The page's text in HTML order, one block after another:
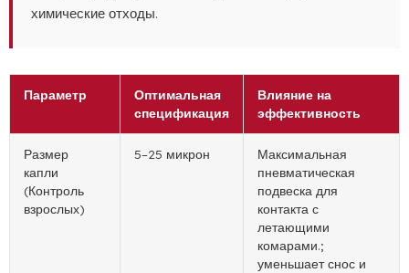
химические отходы.
Параметр
Оптимальная
спецификация
Влияние на
эффективность
Размер
капли
(Контроль
взрослых)
5–25 микрон
Максимальная
пневматическая
подвеска для
контакта с
летающими
комарами.;
уменьшает снос и